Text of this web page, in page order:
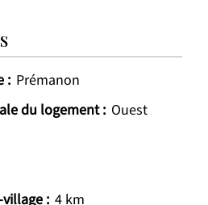
: Prémanon
du logement : Ouest
: 4 km